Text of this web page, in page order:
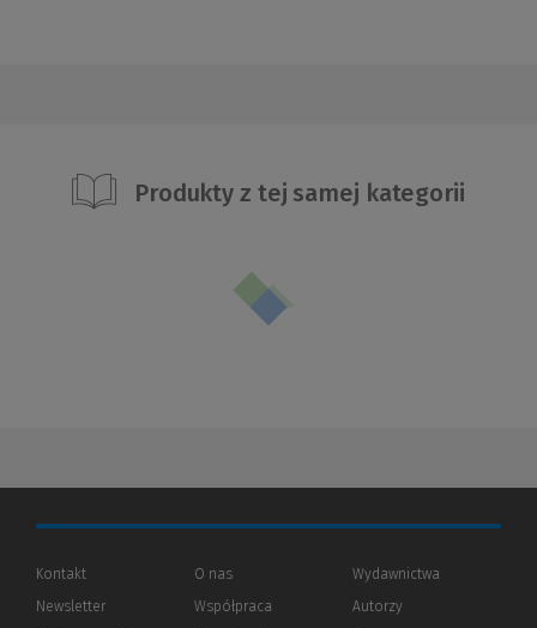
Produkty z tej samej kategorii
Kontakt
Newsletter
O nas
Współpraca
Wydawnictwa
Autorzy